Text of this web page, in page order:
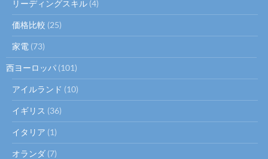
リーディングスキル (4)
価格比較 (25)
家電 (73)
西ヨーロッパ (101)
アイルランド (10)
イギリス (36)
イタリア (1)
オランダ (7)